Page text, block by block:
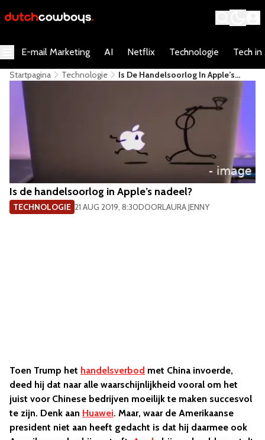
E-mail Marketing AI Netflix Technologie Tech in
Startpagina Technologie
​Is De Handelsoorlog In Apple’s
​Is de handelsoorlog in Apple’s nadeel?
TECHNOLOGIE 21 AUG 2019, 8:30DOORLAURA JENNY
Toen Trump het handelsverbod met China invoerde,
deed hij dat naar alle waarschijnlijkheid vooral om het
juist voor Chinese bedrijven moeilijk te maken succesvol
te zijn. Denk aan Huawei. Maar, waar de Amerikaanse
president niet aan heeft gedacht is dat hij daarmee ook